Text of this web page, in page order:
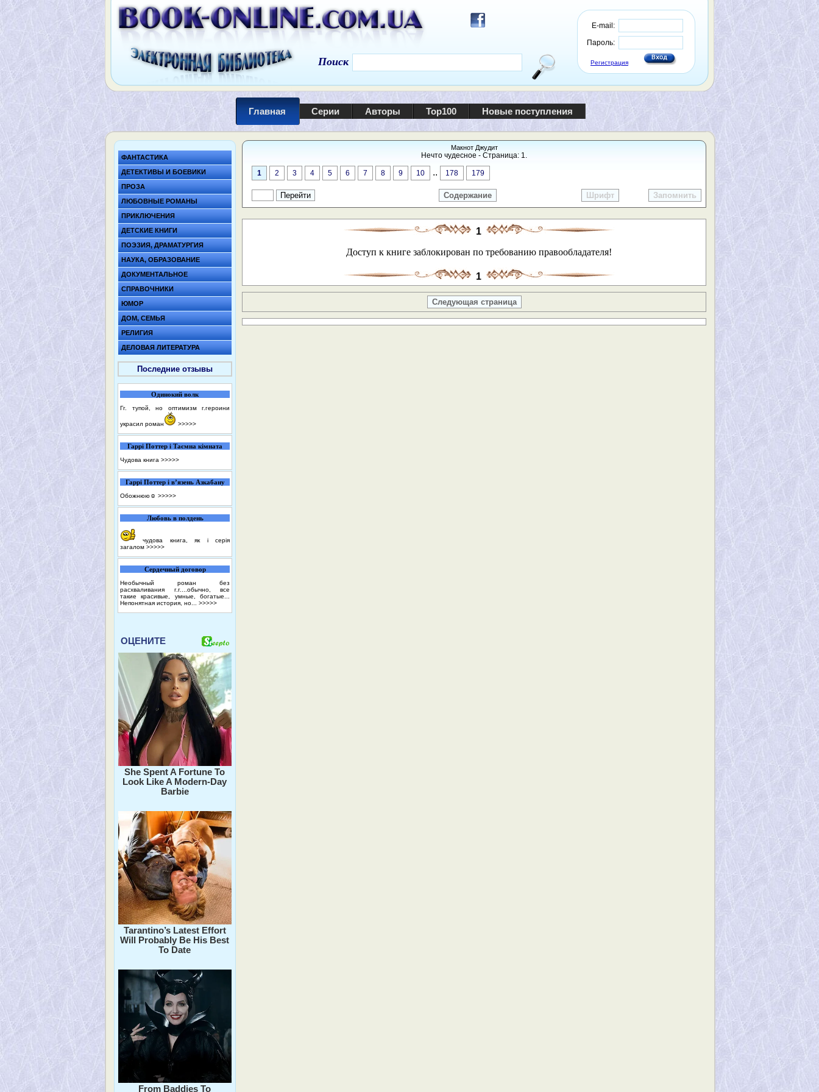
E-mail:
Пароль:
Регистрация
Поиск
Главная Серии Авторы Top100 Новые поступления
ФАНТАСТИКА
ДЕТЕКТИВЫ И БОЕВИКИ
ПРОЗА
ЛЮБОВНЫЕ РОМАНЫ
ПРИКЛЮЧЕНИЯ
ДЕТСКИЕ КНИГИ
ПОЭЗИЯ, ДРАМАТУРГИЯ
НАУКА, ОБРАЗОВАНИЕ
ДОКУМЕНТАЛЬНОЕ
СПРАВОЧНИКИ
ЮМОР
ДОМ, СЕМЬЯ
РЕЛИГИЯ
ДЕЛОВАЯ ЛИТЕРАТУРА
Последние отзывы
Одинокий волк
Гг. тупой, но оптимизм г.героини
украсил роман >>>>>
Гаррі Поттер і Таємна кімната
Чудова книга >>>>>
Гаррі Поттер і в’язень Азкабану
Обожнюю☺️ >>>>>
Любовь в полдень
чудова книга, як і серія
загалом >>>>>
Сердечный договор
Необычный роман без
расхваливания г.г....обычно, все
такие красивые, умные, богатые...
Непонятная история, но... >>>>>
ОЦЕНИТЕ
She Spent A Fortune To
Look Like A Modern-Day
Barbie
Tarantino’s Latest Effort
Will Probably Be His Best
To Date
From Baddies To
Макнот Джудит
Нечто чудесное - Страница: 1.
1 2 3 4 5 6 7 8 9 10 .. 178 179
Содержание Шрифт Запомнить
1
Доступ к книге заблокирован по требованию правообладателя!
1
Следующая страница